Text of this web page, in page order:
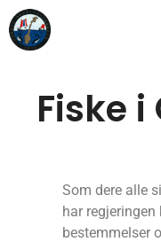
Fiske
Som dere alle
har
bestemmelser